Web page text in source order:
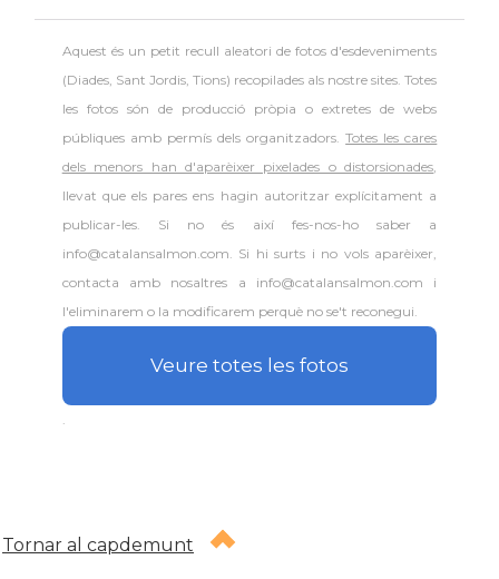
Aquest és un petit recull aleatori defotos d'esdeveniments
(Diades, Sant Jordis, Tions) recopilades als nostre sites. Totes
les fotos són de producció pròpia o extretes de webs
públiques amb permís dels organitzadors.Totes les cares
dels menors han d'aparèixer pixelades o distorsionades,
llevat que els pares ens hagin autoritzar explícitament a
publicar-les. Si no és així fes-nos-ho saber a
info@catalansalmon.com. Si hi surts i no vols aparèixer,
contacta amb nosaltres a info@catalansalmon.com i
l'eliminarem o la modificarem perquè no se't reconegui.
Veure totes les fotos
Tornar al capdemunt